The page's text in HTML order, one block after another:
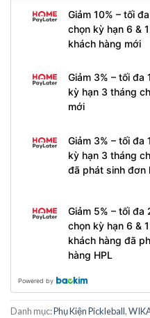
Giảm 10% – tối
chọn kỳ hạn 6 &
khách hàng mới
Giảm 3% – tối
kỳ hạn 3 tháng
mới
Giảm 3% – tối
kỳ hạn 3 tháng
đã phát sinh đơn
Giảm 5% – tối
chọn kỳ hạn 6 &
khách hàng đã
hàng HPL
Powered by
Danh mục:Phụ Kiện Pickleball,